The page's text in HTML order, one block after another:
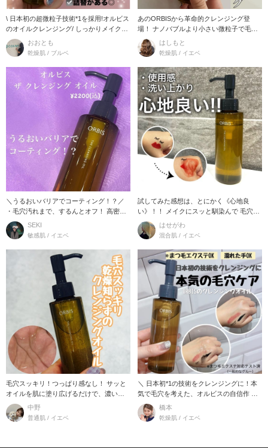
\ 日本初の超微粒子技術*1を採用!オルビス
のオイルクレンジング/ しっかりメイクは
もち
おおとも
乾燥肌 / ブルベ
あのORBISから革命的クレンジング登
場！ ナノバブルより小さい微粒子で毛穴
の奥まで入
はしもと
乾燥肌 / イエベ
＼うるおいバリアでコーティング！？／
・毛穴汚れまで、するんとオフ！ 高密着
オイルがメイ
SEKI
敏感肌 / イエベ
試してみた感想は、とにかく《心地良
い》！！ メイクにスッと馴染んで 毛穴の
汚れまでスピ
はせがわ
混合肌 / イエベ
毛穴スッキリ！つっぱり感なし！ サッと
オイルを肌に塗り広げるだけで、濃いメ
イクも一緒で馴
中野
普通肌 / イエベ
＼ 日本初*1の技術をクレンジングに！本
気で毛穴を考えた、オルビスの自信作 ／
乾燥が気
橋本
乾燥肌 / イエベ